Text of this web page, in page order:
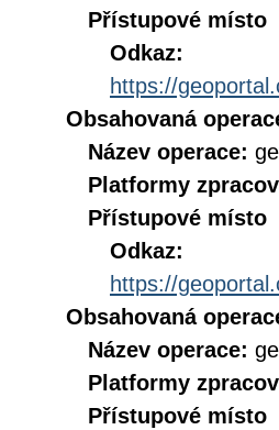
Přístupové místo
Odkaz:
https://
Obsahovaná
Název operace:
Platformy
Přístupové místo
Odkaz:
https://
Obsahovaná
Název operace:
Platformy
Přístupové místo